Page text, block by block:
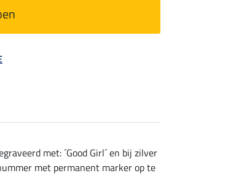
met: ´Good Girl´ en bij zilver
met permanent marker op te